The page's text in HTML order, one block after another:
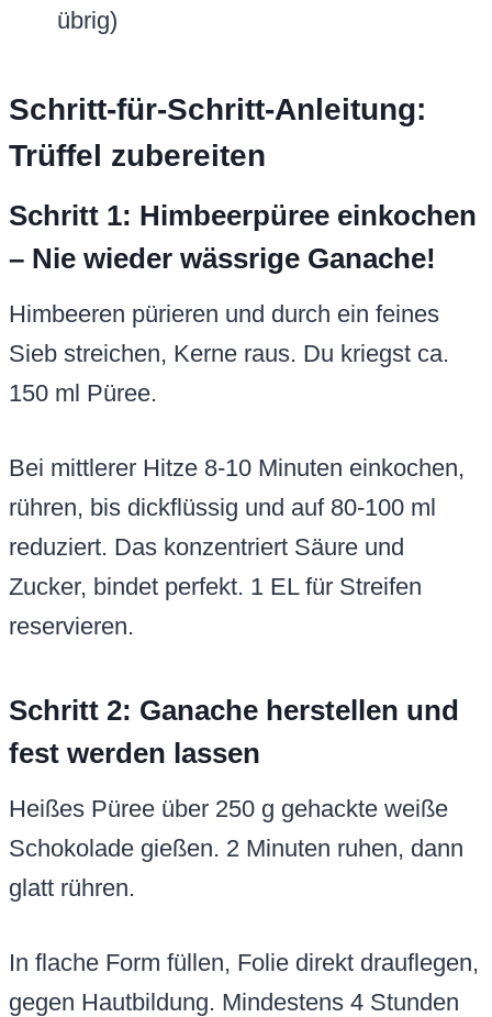
übrig)
Schritt-für-Schritt-Anleitung:
Trüffel zubereiten
Schritt 1: Himbeerpüree einkochen
– Nie wieder wässrige Ganache!
Himbeeren pürieren und durch ein feines
Sieb streichen, Kerne raus. Du kriegst ca.
150 ml Püree.
Bei mittlerer Hitze 8-10 Minuten einkochen,
rühren, bis dickflüssig und auf 80-100 ml
reduziert. Das konzentriert Säure und
Zucker, bindet perfekt. 1 EL für Streifen
reservieren.
Schritt 2: Ganache herstellen und
fest werden lassen
Heißes Püree über 250 g gehackte weiße
Schokolade gießen. 2 Minuten ruhen, dann
glatt rühren.
In flache Form füllen, Folie direkt drauflegen,
gegen Hautbildung. Mindestens 4 Stunden